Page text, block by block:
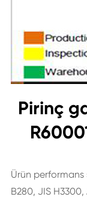
Pirinç
Ürün performans
B280, JIS H3300,